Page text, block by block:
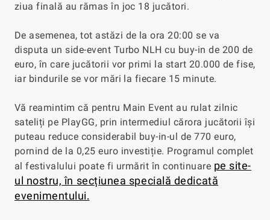
ziua finală au rămas în joc 18 jucători.
De asemenea, tot astăzi de la ora 20:00 se va
disputa un side-event Turbo NLH cu buy-in de 200 de
euro, în care jucătorii vor primi la start 20.000 de fise,
iar bindurile se vor mări la fiecare 15 minute.
Vă reamintim că pentru Main Event au rulat zilnic
sateliți pe PlayGG, prin intermediul cărora jucătorii își
puteau reduce considerabil buy-in-ul de 770 euro,
pornind de la 0,25 euro investiție. Programul complet
al festivalului poate fi urmărit în continuare pe site-
ul nostru, în secțiunea specială dedicată
evenimentului.